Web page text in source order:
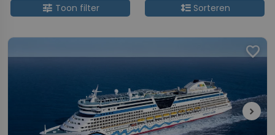
tune Toon filter format_line_spacingSorteren
favorite
chevron_right